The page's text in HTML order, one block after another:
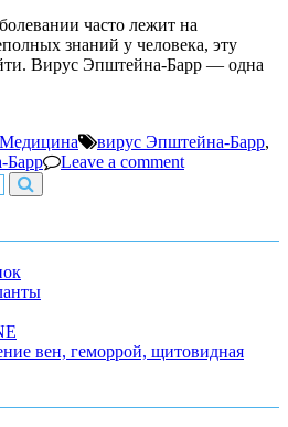
часто лежит на
знаний у человека, эту
Вирус Эпштейна-Барр — одна
Медицина вирус Эпштейна-Барр,
Барр
Leave a comment
вен, геморрой, щитовидная